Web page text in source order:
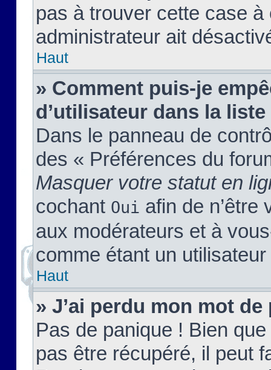
pas à trouver cette case à
administrateur ait
Haut
» Comment puis-je
d’utilisateur dans la
Dans le panneau de
des « Préférences du
Masquer votre statut en
cochant Oui afin de n’être
aux modérateurs et à
comme étant un
Haut
» J’ai perdu mon mot de
Pas de panique ! Bien
pas être récupéré, il peut